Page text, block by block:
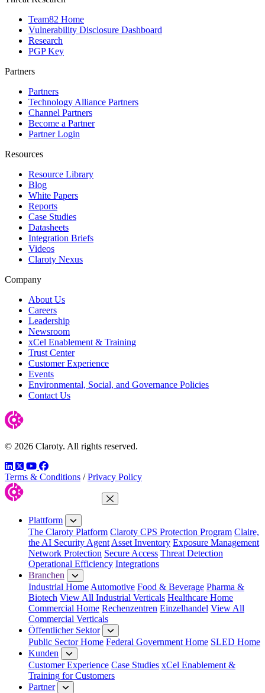
Team82 Home
Vulnerability Disclosure Dashboard
Research
PGP Key
Partners
Partners
Technology Alliance Partners
Channel Partners
Become a Partner
Partner Login
Resources
Resource Library
Blog
White Papers
Reports
Case Studies
Datasheets
Integration Briefs
Videos
Claroty Nexus
Company
About Us
Careers
Leadership
Newsroom
xCel Enablement & Training
Trust Center
Customer Experience
Events
Environmental, Social, and Governance Policies
Contact Us
© 2026 Claroty. All rights reserved.
LinkedIn
TwitterYouTube
Facebook
Terms & Conditions / Privacy Policy
Menü schließen
Plattform
The Claroty Platform Claroty CPS Protection Program Claire,
the AI Security AgentAsset Inventory Exposure Management
Network Protection Secure Access Threat Detection
Operational Efficiency Integrations
Branchen
Industrial HomeAutomotive Food & Beverage Pharma &
Biotech View All Industrial Verticals Healthcare Home
Commercial Home Rechenzentren Einzelhandel View All
Commercial Verticals
Öffentlicher Sektor
Public Sector Home Federal Government Home SLED Home
Kunden
Customer Experience Case Studies xCel Enablement &
Training for Customers
Partner